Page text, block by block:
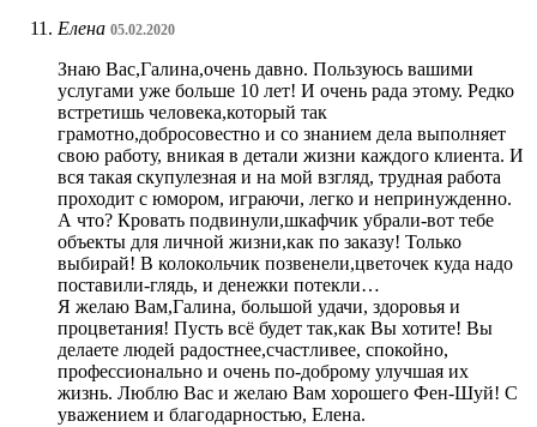
Елена 05.02.2020
Знаю Вас,Галина,очень давно. Пользуюсь вашими
услугами уже больше 10 лет! И очень рада этому. Редко
встретишь человека,который так
грамотно,добросовестно и со знанием дела выполняет
свою работу, вникая в детали жизни каждого клиента. И
вся такая скупулезная и на мой взгляд, трудная работа
проходит с юмором, играючи, легко и непринужденно.
А что? Кровать подвинули,шкафчик убрали-вот тебе
объекты для личной жизни,как по заказу! Только
выбирай! В колокольчик позвенели,цветочек куда надо
поставили-глядь, и денежки потекли…
Я желаю Вам,Галина, большой удачи, здоровья и
процветания! Пусть всё будет так,как Вы хотите! Вы
делаете людей радостнее,счастливее, спокойно,
профессионально и очень по-доброму улучшая их
жизнь. Люблю Вас и желаю Вам хорошего Фен-Шуй! С
уважением и благодарностью, Елена.